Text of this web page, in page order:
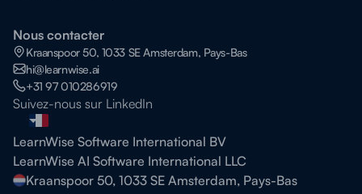
Nous contacter
Kraanspoor 50, 1033 SE Amsterdam, Pays-Bas
hi@learnwise.ai
+31 97 010286919
Suivez-nous sur LinkedIn
LearnWise Software International BV
LearnWise AI Software International LLC
Kraanspoor 50, 1033 SE Amsterdam, Pays-Bas